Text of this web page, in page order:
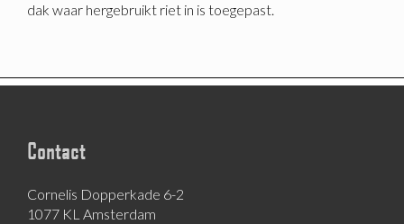
dak waar hergebruikt riet in is toegepast.
Contact
Cornelis Dopperkade 6-2
1077 KL Amsterdam